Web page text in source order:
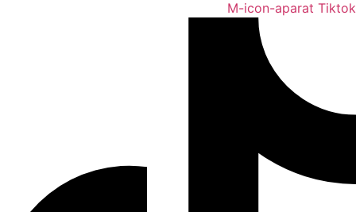
M-icon-aparat Tiktok